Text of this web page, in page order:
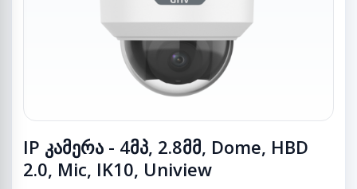
IP კამერა - 4მპ, 2.8მმ, Dome, HBD
2.0, Mic, IK10, Uniview